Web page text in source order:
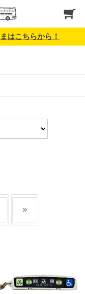
はこちらから！